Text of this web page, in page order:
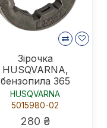
Зірочка
HUSQVARNA,
бензопила 365
HUSQVARNA
5015980-02
280 ₴